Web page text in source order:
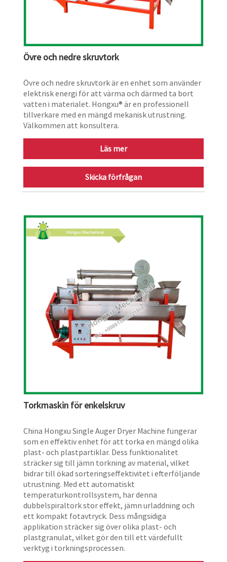
Övre och nedre skruvtork
Övre och nedre skruvtork är en enhet som använder
elektrisk energi för att värma och därmed ta bort
vatten i materialet. Hongxu® är en professionell
tillverkare med en mängd mekanisk utrustning.
Välkommen att konsultera.
Läs mer
Skicka förfrågan
Torkmaskin för enkelskruv
China Hongxu Single Auger Dryer Machine fungerar
som en effektiv enhet för att torka en mängd olika
plast- och plastpartiklar. Dess funktionalitet
sträcker sig till jämn torkning av material, vilket
bidrar till ökad sorteringseffektivitet i efterföljande
utrustning. Med ett automatiskt
temperaturkontrollsystem, har denna
dubbelspiraltork stor effekt, jämn urladdning och
ett kompakt fotavtryck. Dess mångsidiga
applikation sträcker sig över olika plast- och
plastgranulat, vilket gör den till ett värdefullt
verktyg i torkningsprocessen.